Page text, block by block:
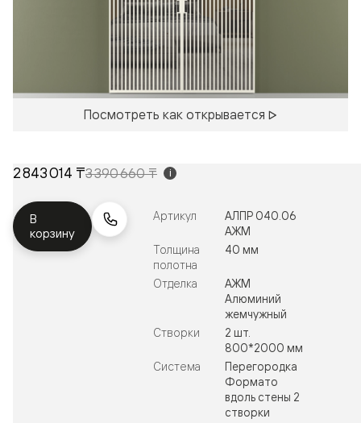
Посмотреть как открывается
2 843 014 ₸3 390 660 ₸ i
В
корзину
Артикул
АЛПР 040.06
АЖМ
Толщина
полотна
40 мм
Отделка
АЖМ
Алюминий
жемчужный
Створки
2 шт.
800*2000 мм
Система
Перегородка
Формато
вдоль стены 2
створки